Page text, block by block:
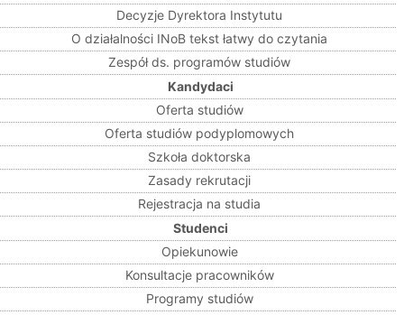
Decyzje Dyrektora Instytutu
O działalności INoB tekst łatwy do czytania
Zespół ds. programów studiów
Kandydaci
Oferta studiów
Oferta studiów podyplomowych
Szkoła doktorska
Zasady rekrutacji
Rejestracja na studia
Studenci
Opiekunowie
Konsultacje pracowników
Programy studiów